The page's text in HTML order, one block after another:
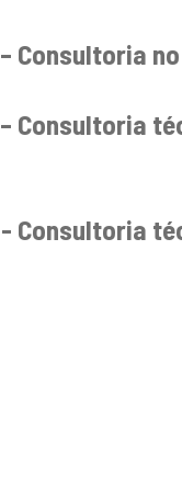
Consultoria
Consultoria
Consultoria